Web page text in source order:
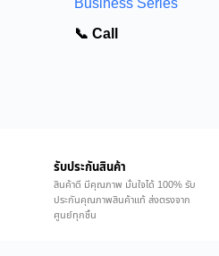
📞 Call
รับประกันสินค้า
สินค้าดี มีคุณภาพ มั่นใจได้ 100% รับ
ประกันคุณภาพสินค้าแท้ ส่งตรงจาก
ศูนย์ทุกชิ้น